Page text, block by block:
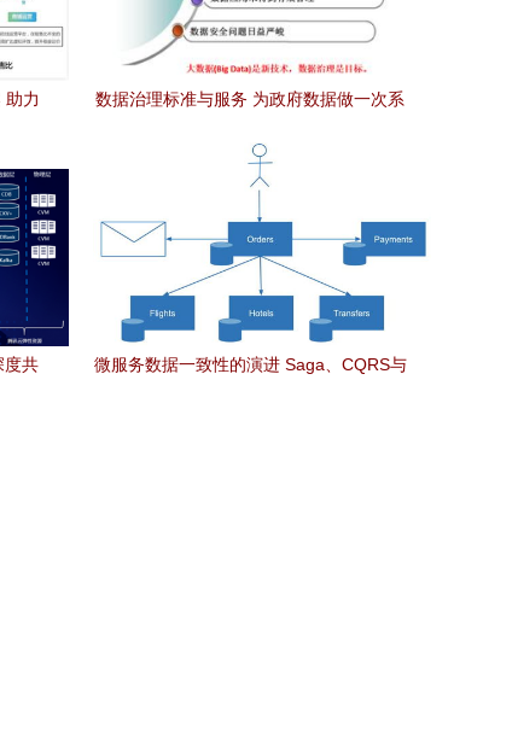
助力
数据治理标准与服务 为政府数据做一次系
度共
微服务数据一致性的演进 Saga、CQRS与